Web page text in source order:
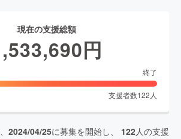
現在の支援総額
円
終了
支援者数122 人
2024/04/25に募集を開始し、 122人の支援